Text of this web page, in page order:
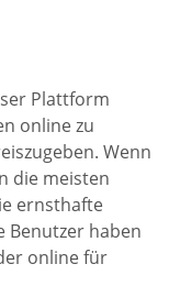
Plattform
online zu
Wenn
die meisten
ernsthafte
Benutzer haben
online für